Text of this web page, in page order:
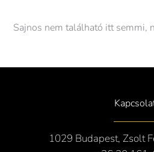
Sajnos nem található itt semmi,
1029 Budapest, Zsolt